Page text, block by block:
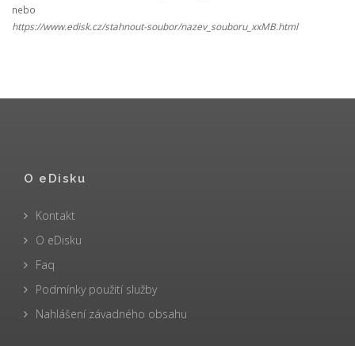
nebo
https://www.edisk.cz/stahnout-soubor/nazev_souboru_xxMB.html
O eDisku
Kontakt
O eDisku
Faq
Podmínky použití služby
Nahlášení závadného obsahu